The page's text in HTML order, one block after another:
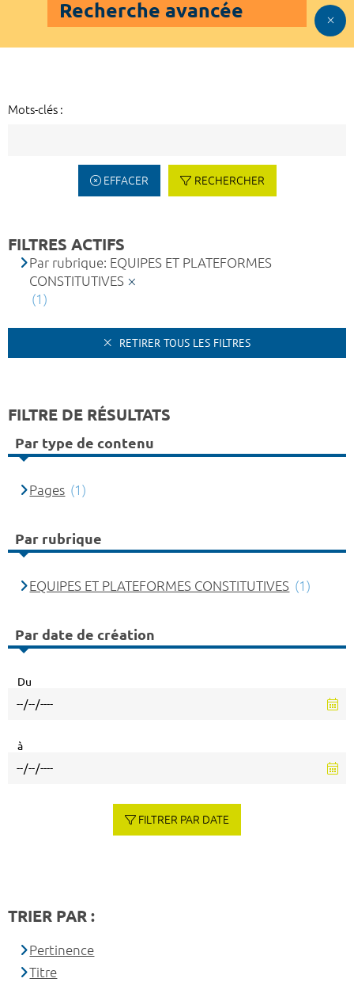
Recherche avancée
Mots-clés :
EFFACER RECHERCHER
FILTRES ACTIFS
Par rubrique: EQUIPES ET PLATEFORMES
CONSTITUTIVES
(1)
RETIRER TOUS LES FILTRES
FILTRE DE RÉSULTATS
Par type de contenu
Pages (1)
Par rubrique
EQUIPES ET PLATEFORMES CONSTITUTIVES (1)
Par date de création
Du
à
FILTRER PAR DATE
TRIER PAR :
Pertinence
Titre